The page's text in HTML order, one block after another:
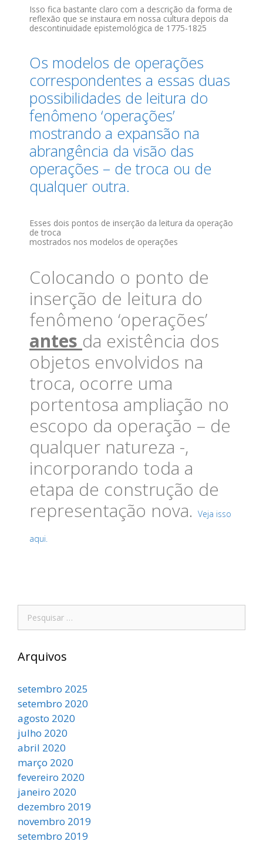
Isso fica bastante claro com a descrição da forma de
reflexão que se instaura em nossa cultura depois da
descontinuidade epistemológica de 1775-1825
Os modelos de operações
correspondentes a essas duas
possibilidades de leitura do
fenômeno ‘operações’
mostrando a expansão na
abrangência da visão das
operações – de troca ou de
qualquer outra.
Esses dois pontos de inserção da leitura da operação
de troca
mostrados nos modelos de operações
Colocando o ponto de
inserção de leitura do
fenômeno ‘operações’
antes da existência dos
objetos envolvidos na
troca, ocorre uma
portentosa ampliação no
escopo da operação – de
qualquer natureza -,
incorporando toda a
etapa de construção de
representação nova. Veja isso
aqui.
Arquivos
setembro 2025
setembro 2020
agosto 2020
julho 2020
abril 2020
março 2020
fevereiro 2020
janeiro 2020
dezembro 2019
novembro 2019
setembro 2019